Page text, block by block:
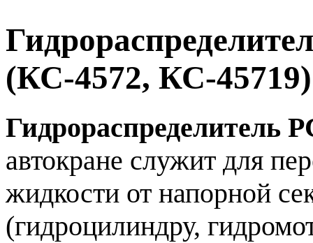
(КС-4572, КС-45719)
Гидрораспределитель
автокране служит для
жидкости от напорной
(гидроцилиндру,